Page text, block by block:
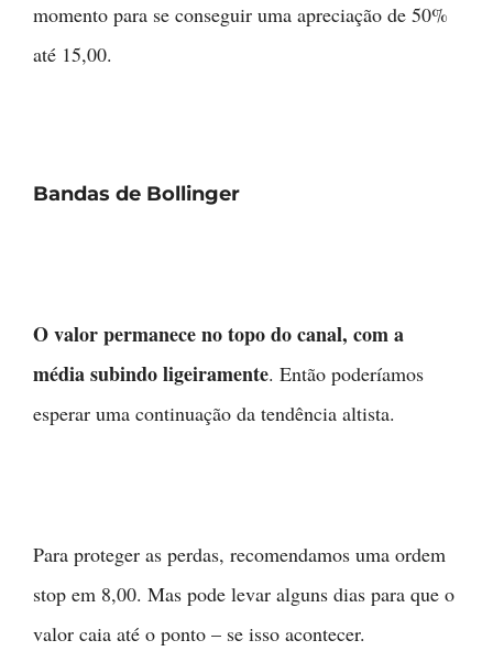
momento para se conseguir uma apreciação de 50%
até 15,00.
Bandas de Bollinger
O valor permanece no topo do canal, com a
média subindo ligeiramente. Então poderíamos
esperar uma continuação da tendência altista.
Para proteger as perdas, recomendamos uma ordem
stop em 8,00. Mas pode levar alguns dias para que o
valor caia até o ponto – se isso acontecer.